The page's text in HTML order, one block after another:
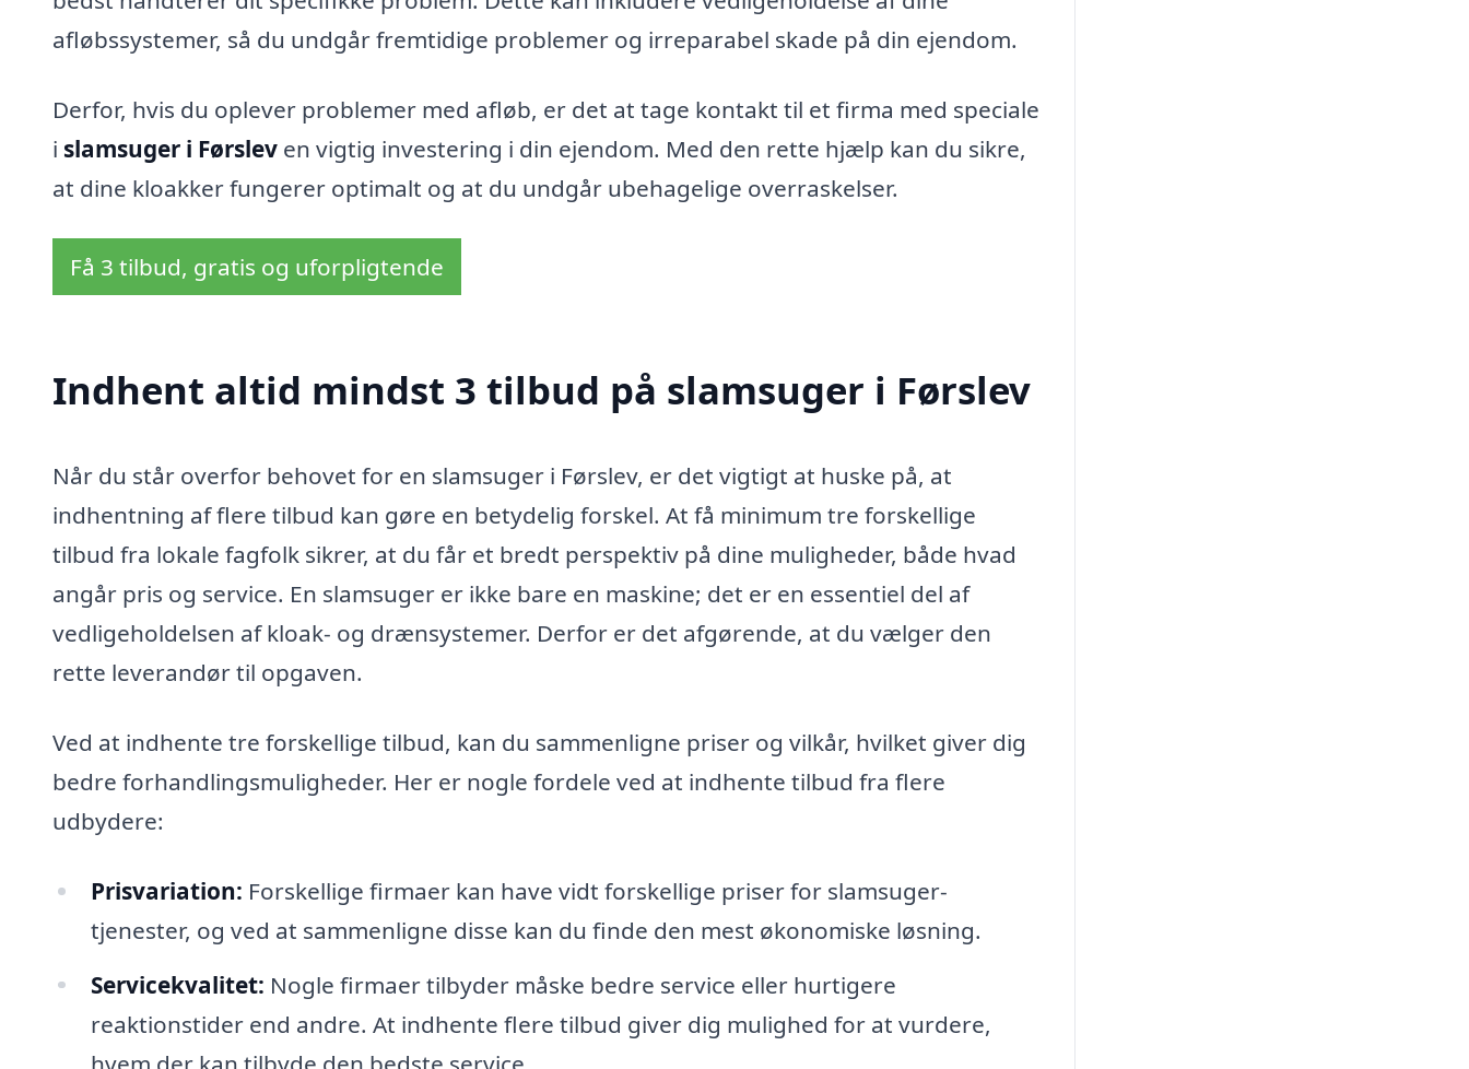
afløbssystemer, så du undgår fremtidige problemer og irreparabel skade på din ejendom.
Derfor, hvis du oplever problemer med afløb, er det at tage kontakt til et firma med speciale
i slamsuger i Førslev en vigtig investering i din ejendom. Med den rette hjælp kan du sikre,
at dine kloakker fungerer optimalt og at du undgår ubehagelige overraskelser.
Få 3 tilbud, gratis og uforpligtende
Indhent altid mindst 3 tilbud på slamsuger i Førslev
Når du står overfor behovet for en slamsuger i Førslev, er det vigtigt at huske på, at
indhentning af flere tilbud kan gøre en betydelig forskel. At få minimum tre forskellige
tilbud fra lokale fagfolk sikrer, at du får et bredt perspektiv på dine muligheder, både hvad
angår pris og service. En slamsuger er ikke bare en maskine; det er en essentiel del af
vedligeholdelsen af kloak- og drænsystemer. Derfor er det afgørende, at du vælger den
rette leverandør til opgaven.
Ved at indhente tre forskellige tilbud, kan du sammenligne priser og vilkår, hvilket giver dig
bedre forhandlingsmuligheder. Her er nogle fordele ved at indhente tilbud fra flere
udbydere:
Prisvariation: Forskellige firmaer kan have vidt forskellige priser for slamsuger-
tjenester, og ved at sammenligne disse kan du finde den mest økonomiske løsning.
Servicekvalitet: Nogle firmaer tilbyder måske bedre service eller hurtigere
reaktionstider end andre. At indhente flere tilbud giver dig mulighed for at vurdere,